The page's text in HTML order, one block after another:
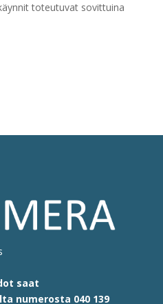
toteutuvat sovittuina
saat
numerosta 040 139